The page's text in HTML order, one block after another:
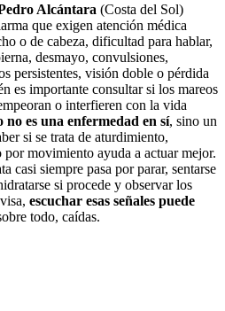
Alcántara (Costa del Sol)
que exigen atención médica
o de cabeza, dificultad para hablar,
desmayo, convulsiones,
persistentes, visión doble o pérdida
es importante consultar si los mareos
o interfieren con la vida
no es una enfermedad en sí, sino un
si se trata de aturdimiento,
movimiento ayuda a actuar mejor.
casi siempre pasa por parar, sentarse
si procede y observar los
escuchar esas señales puede
todo, caídas.